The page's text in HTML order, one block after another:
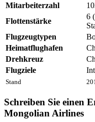
Stand
Mitarbeiterzahl
Flottenstärke
6
Flugzeugtypen
Heimatflughafen
Drehkreuz
Flugziele
Schreiben Sie einen
Mongolian Airlines